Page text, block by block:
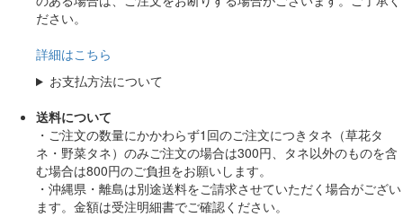
ださい。
詳細はこちら
お支払方法について
送料について
・ご注文の数量にかかわらず1回のご注文につきタネ（草花タ
ネ・野菜タネ）のみご注文の場合は300円、タネ以外のものを含
む場合は800円のご負担をお願いします。
・沖縄県・離島は別途送料をご請求させていただく場合がござい
ます。金額は受注明細書でご確認ください。